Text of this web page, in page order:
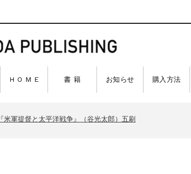
H O M E 書 籍 お知らせ 購入方法
『F-2超入門』（関 賢太郎）三刷
『米軍提督と太平洋戦争』（谷光太郎）五刷